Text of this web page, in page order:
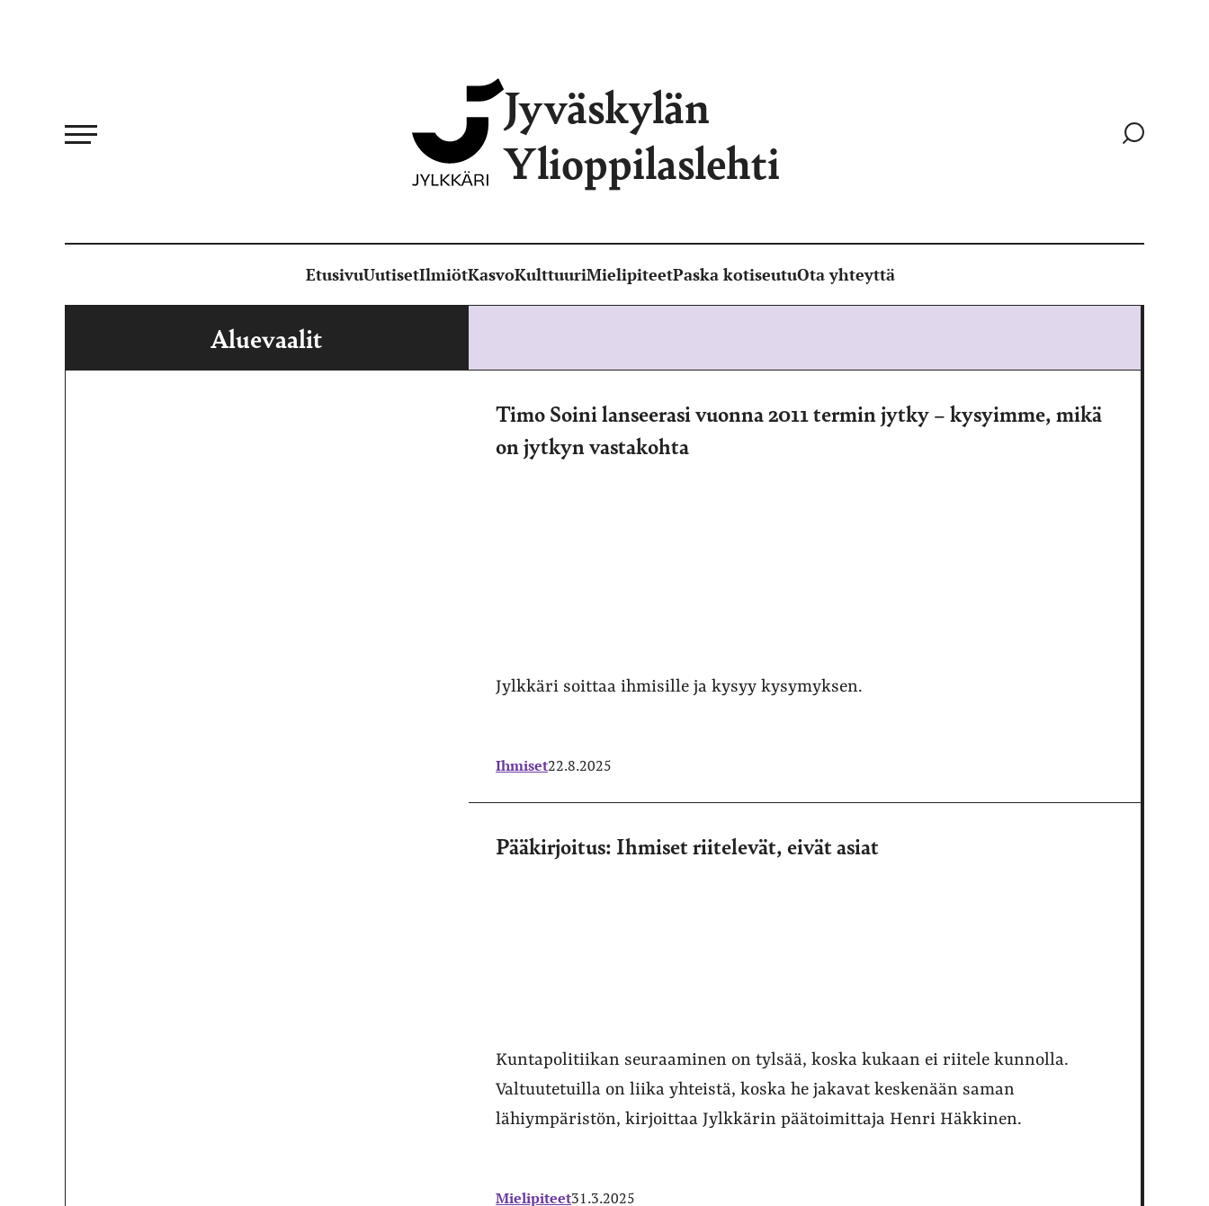
Jyväskylän
Ylioppilaslehti
Siirry
EtusivuUutisetIlmiötKasvoKulttuuriMielipiteetPaska kotiseutuOta yhteyttä
Aluevaalit
Timo Soini lanseerasi vuonna 2011 termin jytky – kysyimme, mikä
on jytkyn vastakohta
Jylkkäri soittaa ihmisille ja kysyy kysymyksen.
Ihmiset22.8.2025
Pääkirjoitus: Ihmiset riitelevät, eivät asiat
Kuntapolitiikan seuraaminen on tylsää, koska kukaan ei riitele kunnolla.
Valtuutetuilla on liika yhteistä, koska he jakavat keskenään saman
lähiympäristön, kirjoittaa Jylkkärin päätoimittaja Henri Häkkinen.
Mielipiteet31.3.2025